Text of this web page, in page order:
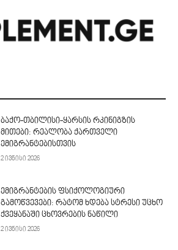
ბაქო-თბილისი-ყარსის რკინიგზის
მითები: რეალობა ქართველი
ემიგრანტებისთვის
2 ივნისი 2026
ემიგრანტების ფსიქოლოგიური
გამოწვევები: რატომ ხდება სტრესი უცხო
ქვეყანაში ცხოვრების ნაწილი
2 ივნისი 2026